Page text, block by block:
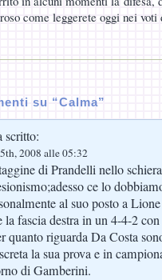
come leggerete oggi nei
su “Calma”
scritto:
2008 alle 05:32
di Prandelli nello
ce lo
al suo posto a
la fascia destra in un 4-4-2
quanto riguarda Da Costa
la sua prova e in
di Gamberini.